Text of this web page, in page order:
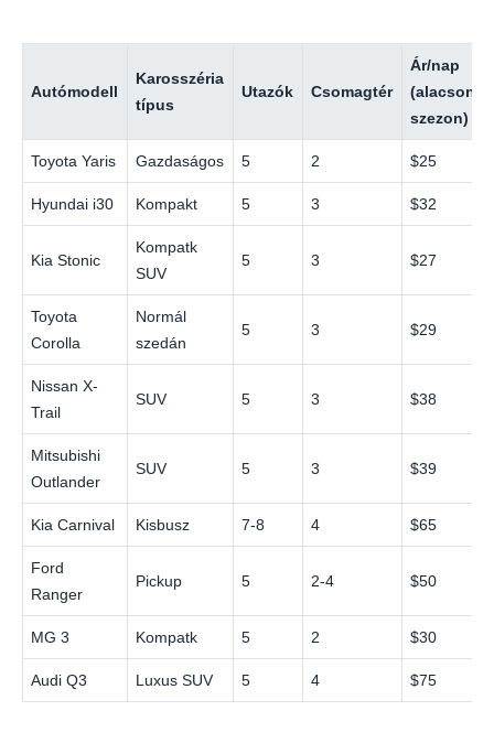
Autómodell
Karosszéria
típus
Utazók Csomagtér
Ár/nap
(alacsony
szezon)
Toyota Yaris Gazdaságos 5 2 $25
Hyundai i30 Kompakt 5 3 $32
Kia Stonic
Kompatk
SUV
5 3 $27
Toyota
Corolla
Normál
szedán
5 3 $29
Nissan X-
Trail
SUV 5 3 $38
Mitsubishi
Outlander
SUV 5 3 $39
Kia Carnival Kisbusz 7-8 4 $65
Ford
Ranger
Pickup 5 2-4 $50
MG 3 Kompatk 5 2 $30
Audi Q3 Luxus SUV 5 4 $75